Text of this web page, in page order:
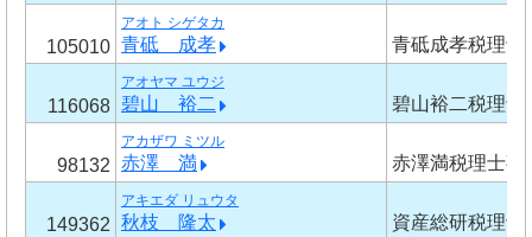
105010
アオト シゲタカ
青砥 成孝 青砥成孝税理士
116068
アオヤマ ユウジ
碧山 裕二 碧山裕二税理士
98132
アカザワ ミツル
赤澤 満 赤澤満税理士事
149362
アキエダ リュウタ
秋枝 隆太 資産総研税理士